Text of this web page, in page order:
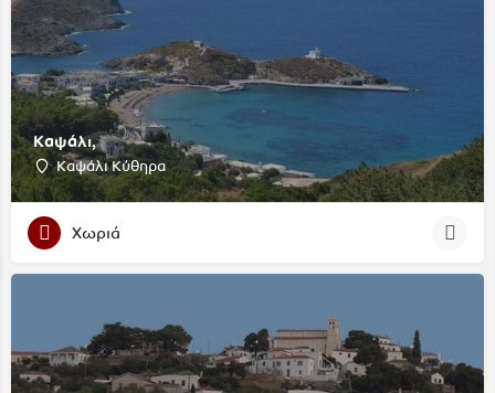
Καψάλι,
Καψάλι Κύθηρα
Χωριά